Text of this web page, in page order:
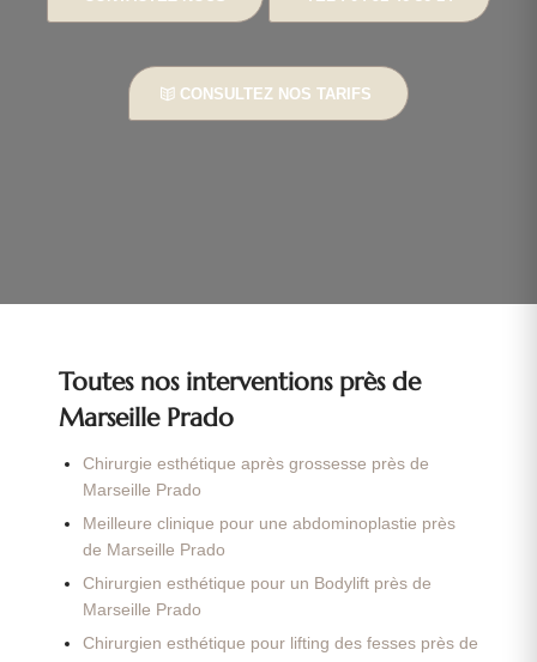
CONSULTEZ NOS TARIFS
Toutes nos interventions près de
Marseille Prado
Chirurgie esthétique après grossesse près de
Marseille Prado
Meilleure clinique pour une abdominoplastie près
de Marseille Prado
Chirurgien esthétique pour un Bodylift près de
Marseille Prado
Chirurgien esthétique pour lifting des fesses près de